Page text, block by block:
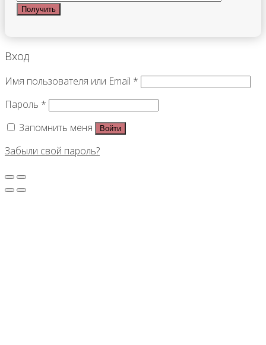
Вход
Имя пользователя или Email *
Пароль *
Запомнить меня
Войти
Забыли свой пароль?